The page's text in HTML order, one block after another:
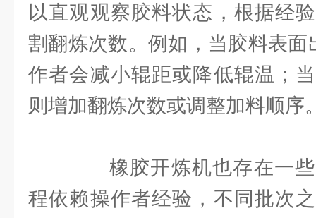
以直观观察胶料状态，根据经
割翻炼次数。例如，当胶料表面
作者会减小辊距或降低辊温；
则增加翻炼次数或调整加料顺序
橡胶开炼机也存在一些
程依赖操作者经验，不同批次